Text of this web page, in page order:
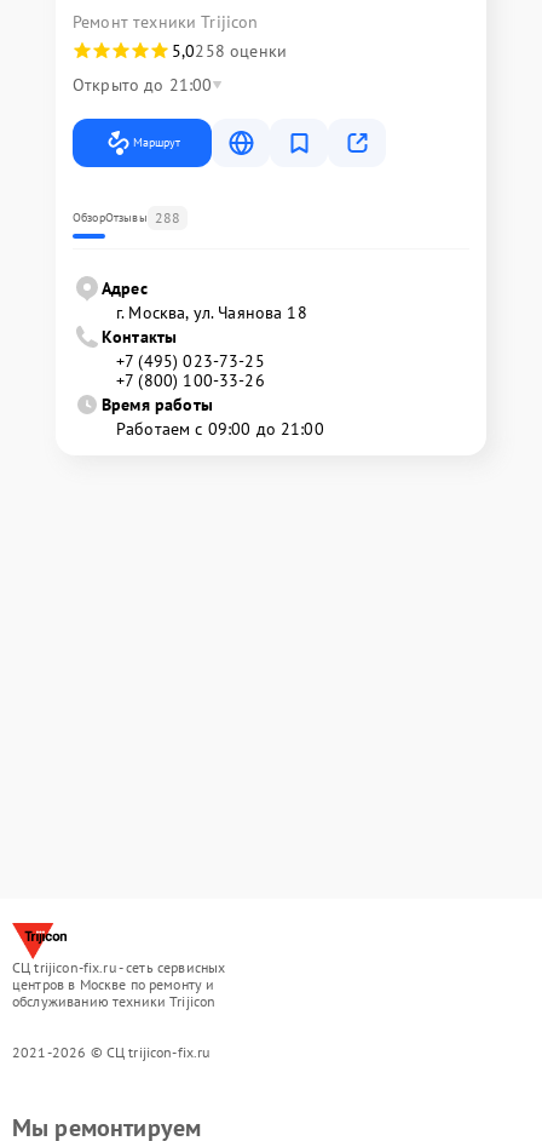
Ремонт техники Trijicon
5,0258 оценки
Открыто до 21:00
Маршрут
ОбзорОтзывы 288
Адрес
г. Москва, ул. Чаянова 18
Контакты
+7 (495) 023-73-25
+7 (800) 100-33-26
Время работы
Работаем с 09:00 до 21:00
СЦ trijicon-fix.ru - сеть сервисных
центров в Москве по ремонту и
обслуживанию техники Trijicon
2021-2026 © СЦ trijicon-fix.ru
Мы ремонтируем